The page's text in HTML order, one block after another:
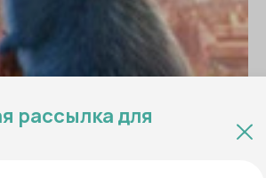
рассылка для